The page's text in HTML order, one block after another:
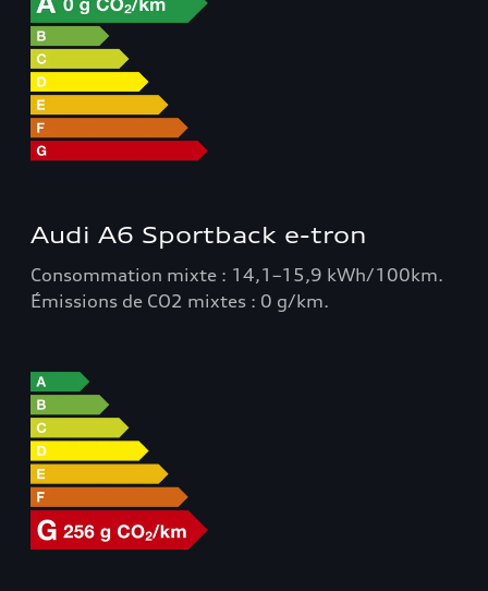
Audi A6 Sportback e-tron
Consommation mixte : 14,1–15,9 kWh/100km.
Émissions de CO2 mixtes : 0 g/km.